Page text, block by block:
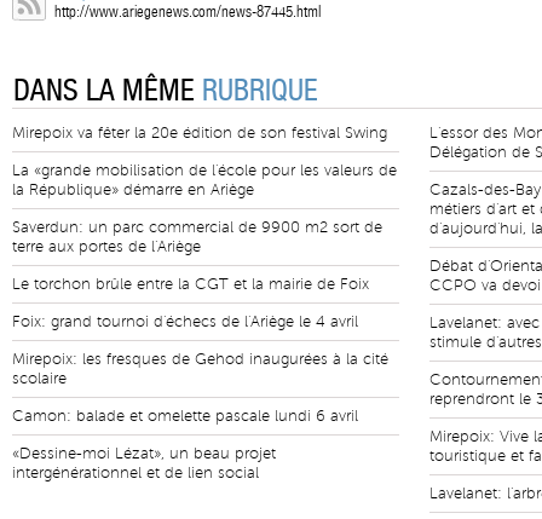
http://www.ariegenews.com/news-87445.html
DANS LA MÊME RUBRIQUE
Mirepoix va fêter la 20e édition de son festival Swing
La «grande mobilisation de l'école pour les valeurs de
la République» démarre en Ariège
Saverdun: un parc commercial de 9900 m2 sort de
terre aux portes de l'Ariège
Le torchon brûle entre la CGT et la mairie de Foix
Foix: grand tournoi d'échecs de l'Ariège le 4 avril
Mirepoix: les fresques de Gehod inaugurées à la cité
scolaire
Camon: balade et omelette pascale lundi 6 avril
«Dessine-moi Lézat», un beau projet
intergénérationnel et de lien social
L'essor des
Délégation de
Cazals-des-
métiers d'art et
d'aujourd'hui,
Débat
CCPO va
Lavelanet:
stimule
reprendront le
Mirepoix: Vive
touristique et
Lavelanet: